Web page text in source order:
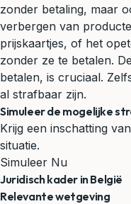
zonder betaling, maar
verbergen van
prijskaartjes, of het
zonder ze te betalen.
betalen, is cruciaal.
al strafbaar zijn.
Simuleer de mogelijke
Krijg een inschatting
situatie.
Simuleer Nu
Juridisch kader in België
Relevante wetgeving